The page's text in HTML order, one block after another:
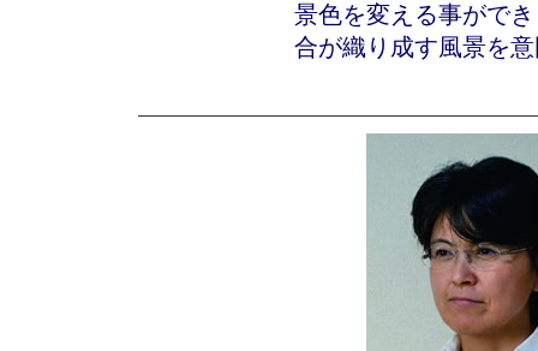
景色を変える事がで
合が織り成す風景を